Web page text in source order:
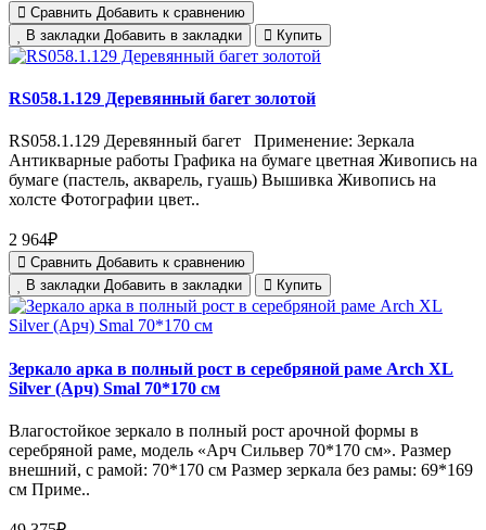
Сравнить Добавить к сравнению
В закладки Добавить в закладки Купить
RS058.1.129 Деревянный багет золотой
RS058.1.129 Деревянный багет Применение: Зеркала
Антикварные работы Графика на бумаге цветная Живопись на
бумаге (пастель, акварель, гуашь) Вышивка Живопись на
холсте Фотографии цвет..
2 964₽
Сравнить Добавить к сравнению
В закладки Добавить в закладки Купить
Зеркало арка в полный рост в серебряной раме Arch XL
Silver (Арч) Smal 70*170 см
Влагостойкое зеркало в полный рост арочной формы в
серебряной раме, модель «Арч Сильвер 70*170 см». Размер
внешний, с рамой: 70*170 см Размер зеркала без рамы: 69*169
см Приме..